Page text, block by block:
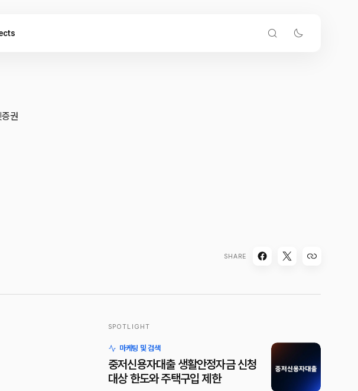
SHARE
SPOTLIGHT
마케팅 및 검색
중저신용자대출 생활안정자금 신청
대상 한도와 주택구입 제한